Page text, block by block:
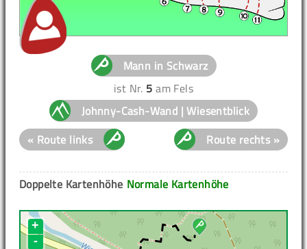
Mann in Schwarz
ist Nr. 5 am Fels
Johnny-Cash-Wand | Wiesentblick
« Route links
Route rechts »
Normale Kartenhöhe
Doppelte Kartenhöhe
+
-